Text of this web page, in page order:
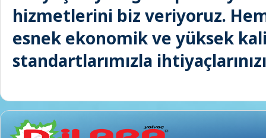
hizmetlerini biz veriyoruz.
esnek ekonomik ve yüksek
standartlarımızla